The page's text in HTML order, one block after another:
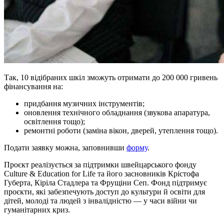
Так, 10 відібраних шкіл зможуть отримати до 200 000 гривень
фінансування на:
придбання музичних інструментів;
оновлення технічного обладнання (звукова апаратура,
освітлення тощо);
ремонтні роботи (заміна вікон, дверей, утеплення тощо).
Подати заявку можна, заповнивши форму.
Проєкт реалізується за підтримки швейцарського фонду
Culture & Education for Life та його засновників Крістофа
Губерта, Кіріла Стадлера та Фрущіни Сеп. Фонд підтримує
проєкти, які забезпечують доступ до культури й освіти для
дітей, молоді та людей з інвалідністю — у часи війни чи
гуманітарних криз.